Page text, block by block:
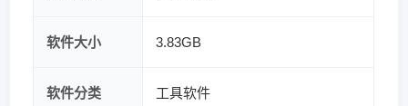
软件大小 3.83GB
软件分类 工具软件